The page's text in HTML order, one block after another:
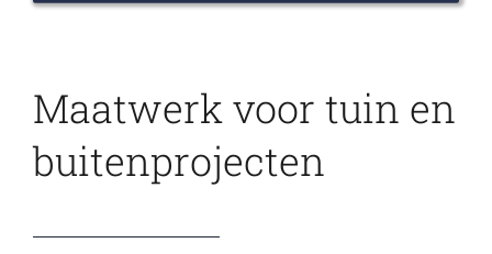
Maatwerk voor tuin en
buitenprojecten